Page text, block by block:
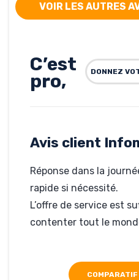
VOIR LES AUTRES
C’est
pro,
un
c’est
tout
Rédigé par
Dominique, le
31-10-2019
Hébergé par
Infomaniak
DONNEZ
Avis client
Réponse dans la
rapide si nécessité.
L’offre de service est
contenter tout le